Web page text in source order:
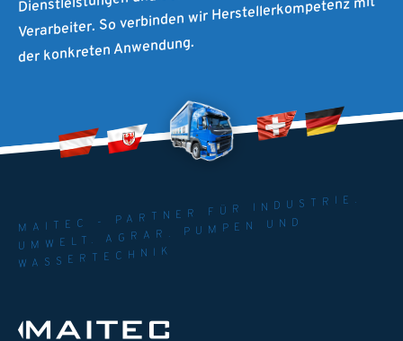
Verarbeiter. So verbinden wir Herstellerkompetenz mit
der konkreten Anwendung.
MAITEC - PARTNER FÜR INDUSTRIE.
UMWELT. AGRAR. PUMPEN UND
WASSERTECHNIK